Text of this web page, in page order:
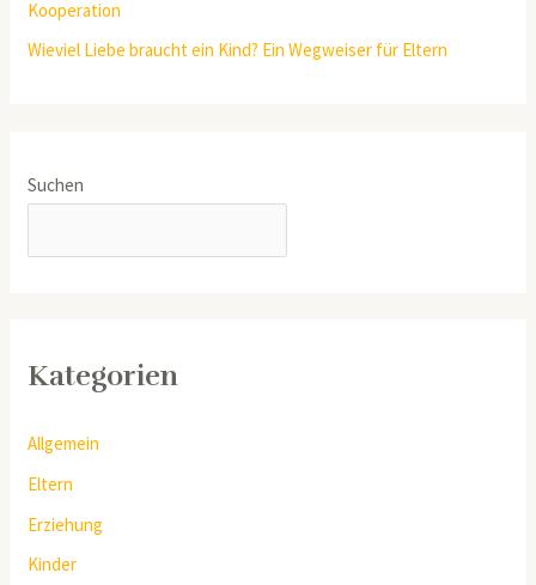
Kooperation
Wieviel Liebe braucht ein Kind? Ein Wegweiser für Eltern
Suchen
Kategorien
Allgemein
Eltern
Erziehung
Kinder